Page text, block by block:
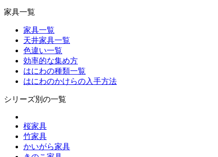
家具一覧
家具一覧
天井家具一覧
色違い一覧
効率的な集め方
はにわの種類一覧
はにわのかけらの入手方法
シリーズ別の一覧
桜家具
竹家具
かいがら家具